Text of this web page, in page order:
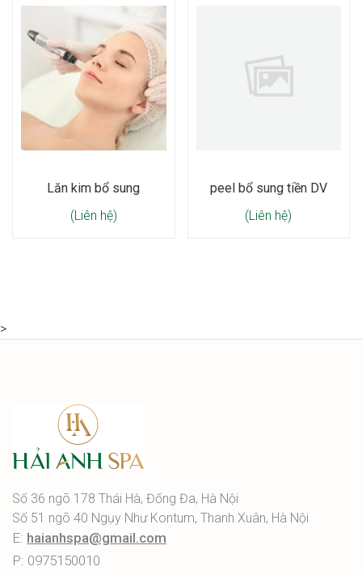
Lăn kim bổ sung
(Liên hệ)
peel bổ sung tiền DV
(Liên hệ)
>
Số 36 ngõ 178 Thái Hà, Đống Đa, Hà Nội
Số 51 ngõ 40 Ngụy Như Kontum, Thanh Xuân, Hà Nội
E: haianhspa@gmail.com
P: 0975150010